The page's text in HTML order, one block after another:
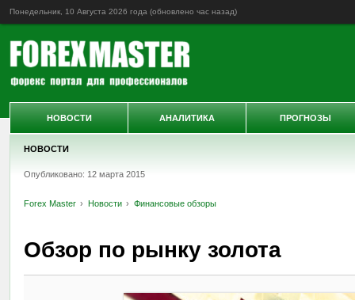
Понедельник, 10 Августа 2026 года (обновлено час назад)
НОВОСТИ
Опубликовано: 12 марта 2015
Forex Master Новости Финансовые обзоры
Обзор по рынку золота
НОВОСТИ АНАЛИТИКА ПРОГНОЗЫ